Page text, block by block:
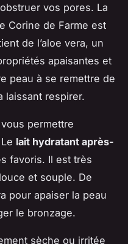
vos pores. La
Corine de Farme est
de l’aloe vera, un
apaisantes et
peau à se remettre de
laissant respirer.
permettre
lait hydratant après-
favoris. Il est très
et souple. De
pour apaiser la peau
le bronzage.
sèche ou irritée